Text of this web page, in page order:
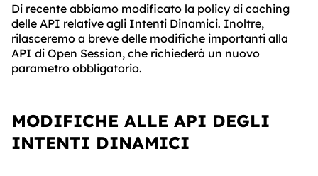
Di recente abbiamo modificato la policy di caching
delle API relative agli Intenti Dinamici. Inoltre,
rilasceremo a breve delle modifiche importanti alla
API di Open Session, che richiederà un nuovo
parametro obbligatorio.
MODIFICHE ALLE API DEGLI
INTENTI DINAMICI